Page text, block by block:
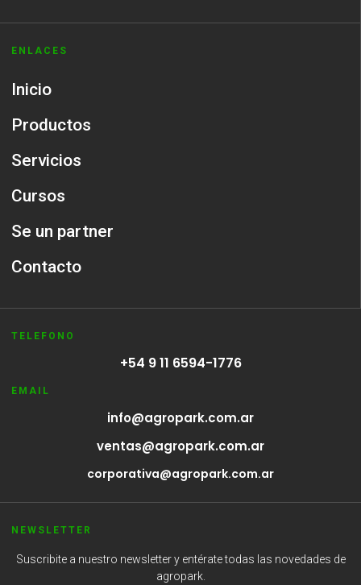
ENLACES
Inicio
Productos
Servicios
Cursos
Se un partner
Contacto
TELEFONO
+54 9 11 6594-1776
EMAIL
info@agropark.com.ar
ventas@agropark.com.ar
corporativa@agropark.com.ar
NEWSLETTER
Suscribite a nuestro newsletter y entérate todas las novedades de
agropark.